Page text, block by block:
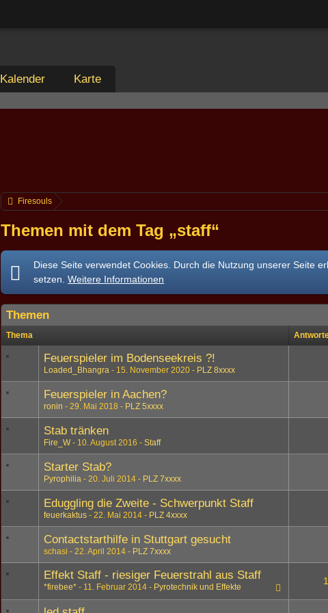
Kalender Karte
Firesouls
Themen mit dem Tag „staff“
Diese Seite verwendet Cookies. Durch die Nutzung unserer Seite
setzen.Weitere Informationen
Themen
Thema
Feuerspieler im Bodenseekreis ?!
Loaded_Bhangra 15. November 2020 PLZ 8xxxx
Feuerspieler in Aachen?
ronin 29. Mai 2018 PLZ 5xxxx
Stab tränken
Fire_W 10. August 2016 Staff
Starter Stab?
Pyrophilia 20. Juli 2014 PLZ 7xxxx
Eduggling die Zweite - Schwerpunkt Staff
feuerkaktus 22. Mai 2014 PLZ 4xxxx
Contactstarthilfe in Stuttgart gesucht
schasi 22. April 2014 PLZ 7xxxx
Effekt Staff - riesiger Feuerstrahl aus Staff
*firebee* 11. Februar 2014 Pyrotechnik und Effekte